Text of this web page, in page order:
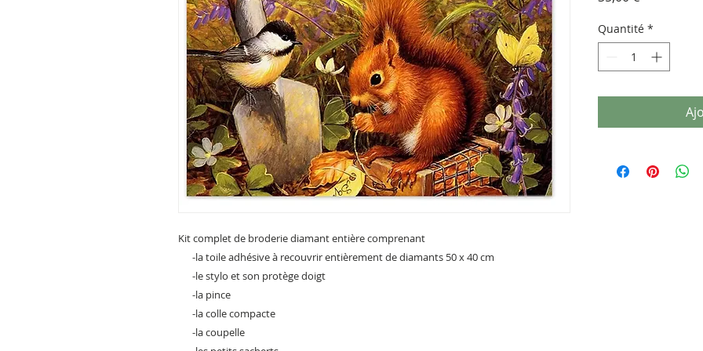
Kit complet de broderie diamant entière comprenant
-la toile adhésive à recouvrir entièrement de diamants 50 x 40 cm
-le stylo et son protège doigt
-la pince
-la colle compacte
-la coupelle
Quantité *